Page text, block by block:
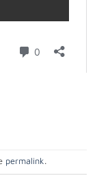
permalink.